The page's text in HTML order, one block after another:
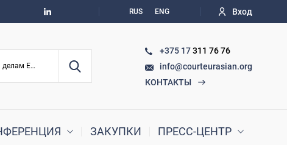
RUS ENG Вход
По судебным делам ЕАЭС
+375 17311 76 76
info@courteurasian.org
КОНТАКТЫ
ЗАКУПКИ ПРЕСС-ЦЕНТР